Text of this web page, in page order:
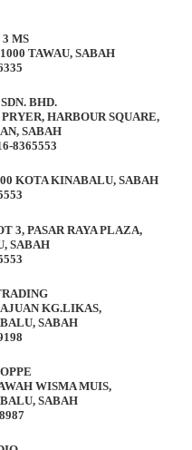
3 MS
TAWAU, SABAH
BHD.
HARBOUR SQUARE,
SABAH
8365553
KOTA KINABALU, SABAH
3, PASAR RAYA PLAZA,
SABAH
KG.LIKAS,
SABAH
WISMA MUIS,
SABAH